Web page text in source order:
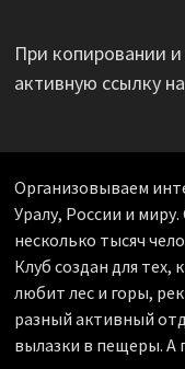
При копировании
активную ссылку
Организовываем
Уралу, России и
несколько тысяч
Клуб создан для
любит лес и горы,
разный активный
вылазки в пещеры. А